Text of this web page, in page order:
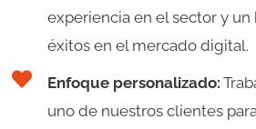
experiencia en el sector y
éxitos en el mercado digital.
Enfoque personalizado:
uno de nuestros clientes